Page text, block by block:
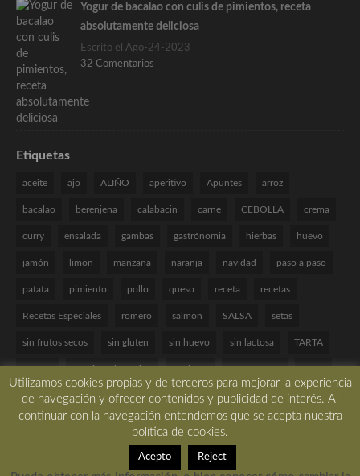
Yogur de bacalao con culis de pimientos, receta
absolutamente deliciosa
Escrito el Ago-24-2023
32 Comentarios
Etiquetas
aceite ajo ALIÑO aperitivo Apuntes arroz
bacalao berenjena calabacin carne CEBOLLA crema
curry ensalada gambas gastrónomia hierbas huevo
jamón limon manzana naranja navidad paso a paso
patata pimiento pollo queso receta recetas
Recetas Especiales romero salmon SALSA setas
sin frutos secos sin gluten sin huevo sin lactosa TARTA
tomate Técnicas de cocina verduras VINAGRETA yogur
Utilizamos cookies propias y de terceros para mejorar la experiencia
de navegación y ofrecer contenidos y publicidad de interés. Al
continuar con la navegación entendemos que se acepta nuestra
política de cookies.
Acepto Reject